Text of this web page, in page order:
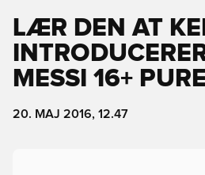
LÆR DEN AT
MESSI 16+
20. MAJ 2016, 12.47